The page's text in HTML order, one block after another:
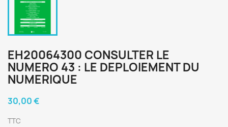
EH20064300 CONSULTER LE
NUMERO 43 : LE DEPLOIEMENT DU
NUMERIQUE
30,00 €
TTC